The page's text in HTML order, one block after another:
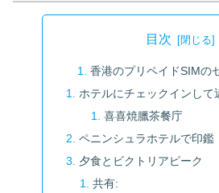
目次
香港のプリペイドSIMの
ホテルにチェックインして
喜喜焼臘茶餐庁
ペニンシュラホテルで印鑑
夕食とビクトリアピーク
共有: